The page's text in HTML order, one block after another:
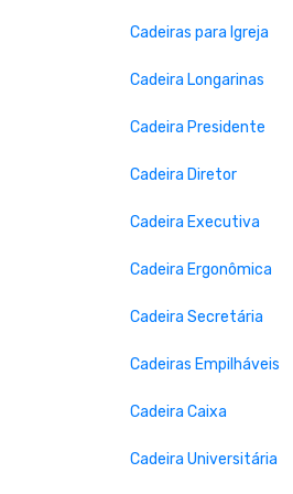
Cadeiras para Igreja
Cadeira Longarinas
Cadeira Presidente
Cadeira Diretor
Cadeira Executiva
Cadeira Ergonômica
Cadeira Secretária
Cadeiras Empilháveis
Cadeira Caixa
Cadeira Universitária